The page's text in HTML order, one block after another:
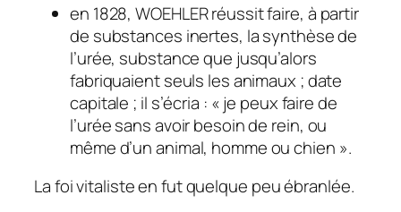
en 1828, WOEHLER réussit faire, à partir
de substances inertes, la synthèse de
l’urée, substance que jusqu’alors
fabriquaient seuls les animaux ; date
capitale ; il s’écria : « je peux faire de
l’urée sans avoir besoin de rein, ou
même d’un animal, homme ou chien ».
La foi vitaliste en fut quelque peu ébranlée.